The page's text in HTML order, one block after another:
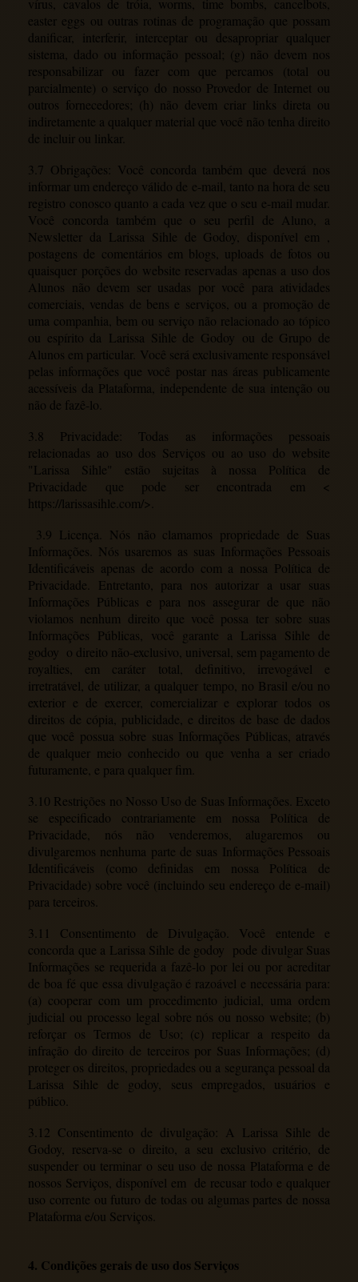
vírus, cavalos de tróia, worms, time bombs, cancelbots,
easter eggs ou outras rotinas de programação que possam
danificar, interferir, interceptar ou desapropriar qualquer
sistema, dado ou informação pessoal; (g) não devem nos
responsabilizar ou fazer com que percamos (total ou
parcialmente) o serviço do nosso Provedor de Internet ou
outros fornecedores; (h) não devem criar links direta ou
indiretamente a qualquer material que você não tenha direito
de incluir ou linkar.
3.7 Obrigações: Você concorda também que deverá nos
informar um endereço válido de e-mail, tanto na hora de seu
registro conosco quanto a cada vez que o seu e-mail mudar.
Você concorda também que o seu perfil de Aluno, a
Newsletter da Larissa Sihle de Godoy, disponível em ,
postagens de comentários em blogs, uploads de fotos ou
quaisquer porções do website reservadas apenas a uso dos
Alunos não devem ser usadas por você para atividades
comerciais, vendas de bens e serviços, ou a promoção de
uma companhia, bem ou serviço não relacionado ao tópico
ou espírito da Larissa Sihle de Godoy ou de Grupo de
Alunos em particular. Você será exclusivamente responsável
pelas informações que você postar nas áreas publicamente
acessíveis da Plataforma, independente de sua intenção ou
não de fazê-lo.
3.8 Privacidade: Todas as informações pessoais
relacionadas ao uso dos Serviços ou ao uso do website
"Larissa Sihle" estão sujeitas à nossa Política de
Privacidade que pode ser encontrada em <
https://larissasihle.com/>
3.9 Licença. Nós não clamamos propriedade de Suas
Informações. Nós usaremos as suas Informações Pessoais
Identificáveis apenas de acordo com a nossa Política de
Privacidade. Entretanto, para nos autorizar a usar suas
Informações Públicas e para nos assegurar de que não
violamos nenhum direito que você possa ter sobre suas
Informações Públicas, você garante a Larissa Sihle de
godoy o direito não-exclusivo, universal, sem pagamento de
royalties, em caráter total, definitivo, irrevogável e
irretratável, de utilizar, a qualquer tempo, no Brasil e/ou no
exterior e de exercer, comercializar e explorar todos os
direitos de cópia, publicidade, e direitos de base de dados
que você possua sobre suas Informações Públicas, através
de qualquer meio conhecido ou que venha a ser criado
futuramente, e para qualquer fim.
3.10 Restrições no Nosso Uso de Suas Informações. Exceto
se especificado contrariamente em nossa Política de
Privacidade, nós não venderemos, alugaremos ou
divulgaremos nenhuma parte de suas Informações Pessoais
Identificáveis (como definidas em nossa Política de
Privacidade) sobre você (incluindo seu endereço de e-mail)
para terceiros.
3.11 Consentimento de Divulgação. Você entende e
concorda que a Larissa Sihle de godoy pode divulgar Suas
Informações se requerida a fazê-lo por lei ou por acreditar
de boa fé que essa divulgação é razoável e necessária para:
(a) cooperar com um procedimento judicial, uma ordem
judicial ou processo legal sobre nós ou nosso website; (b)
reforçar os Termos de Uso; (c) replicar a respeito da
infração do direito de terceiros por Suas Informações; (d)
proteger os direitos, propriedades ou a segurança pessoal da
Larissa Sihle de godoy, seus empregados, usuários e
público.
3.12 Consentimento de divulgação: A Larissa Sihle de
Godoy, reserva-se o direito, a seu exclusivo critério, de
suspender ou terminar o seu uso de nossa Plataforma e de
nossos Serviços, disponível em de recusar todo e qualquer
uso corrente ou futuro de todas ou algumas partes de nossa
Plataforma e/ou Serviços.
4. Condições gerais de uso dos Serviços